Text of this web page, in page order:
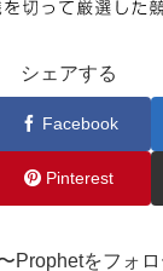
シェアする
Facebook
Pinterest
Prophetをフォロ